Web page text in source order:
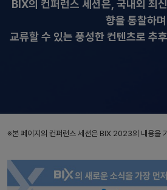
BIX의 컨퍼런스 세션은, 국내외 최
향을 통찰하며
교류할 수 있는 풍성한 컨텐츠로 추
※본 페이지의 컨퍼런스 세션은 BIX 2023의 내용을